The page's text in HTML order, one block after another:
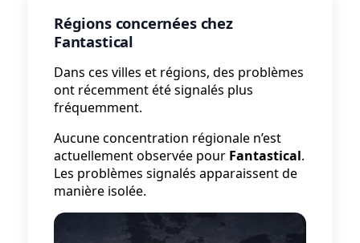
Régions concernées chez
Fantastical
Dans ces villes et régions, des problèmes
ont récemment été signalés plus
fréquemment.
Aucune concentration régionale n’est
actuellement observée pour Fantastical.
Les problèmes signalés apparaissent de
manière isolée.